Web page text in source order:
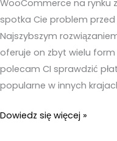
WooCommerce na rynku
spotka Cie problem
Najszybszym
oferuje on zbyt wielu
polecam CI sprawdzić
popularne w innych
Jak
Dowiedz się więcej »